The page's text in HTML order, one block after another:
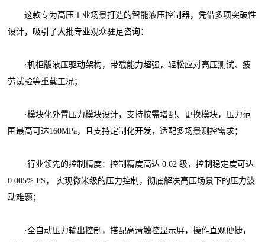
这款专为高压工业场景打造的智能液压控制器，凭借多项突破性
设计，吸引了大批专业观众驻足咨询：
·机柜版液压驱动架构，带载能力超强，轻松应对高压测试、疲
劳试验等重载工况；
·模块化外置压力模块设计，支持按需增配、更换模块，压力范
围最高可达160MPa，且支持定制化开发，适配多场景测控需求；
·行业领先的控制精度：控制精度高达 0.02 级，控制稳定度可达
0.005% FS， 实现微米级的压力控制，彻底解决高压场景下的压力波
动难题；
·全自动压力输出控制，搭配高清触控显示屏，操作直观便捷，